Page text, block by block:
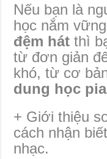
Nếu bạn là
học nắm vững
đệm hát thì
từ đơn giản
khó, từ cơ
dung học
+ Giới thiệu
cách nhận
nhạc.